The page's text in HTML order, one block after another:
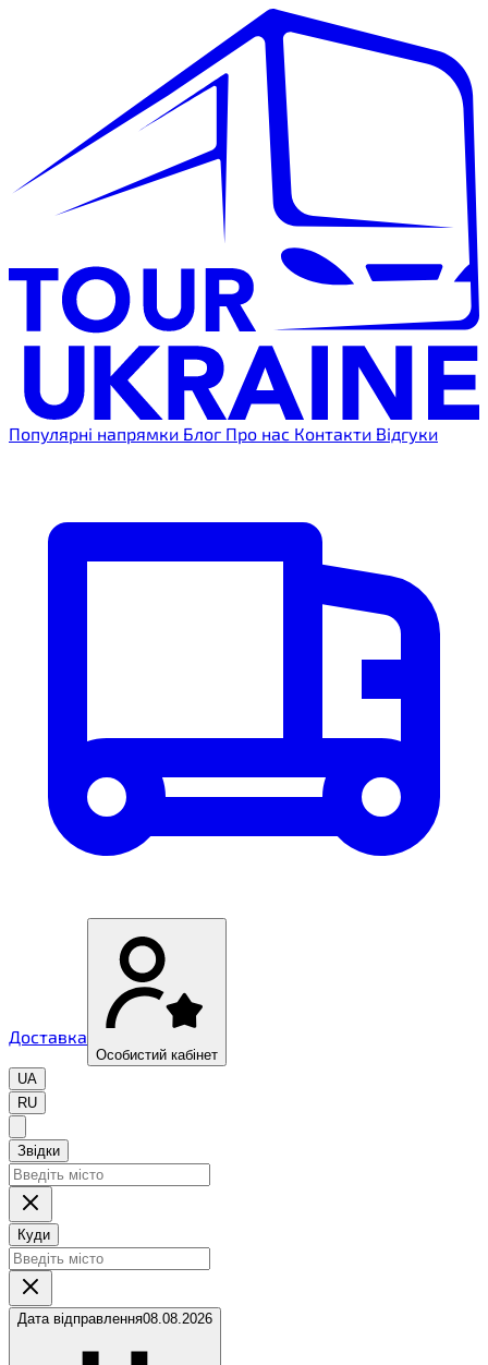
Популярні напрямки Блог Про нас Контакти Відгуки
Доставка
Особистий кабінет
UA
RU
Звідки
Куди
Дата відправлення08.08.2026